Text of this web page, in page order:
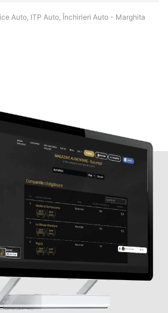
Auto, ITP Auto, Închirieri Auto - Marghita